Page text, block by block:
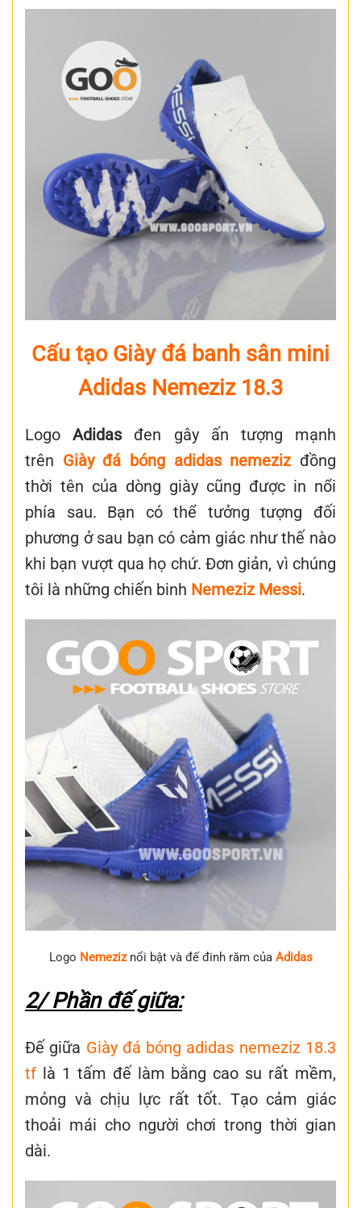
Cấu tạo Giày đá banh sân mini
Adidas Nemeziz 18.3
LogoAdidasđen gây ấn tượng mạnh
trên Giày đá bóng adidas nemeziz đồng
thời tên của dòng giày cũng được in nổi
phía sau. Bạn có thể tưởng tượng đối
phương ở sau bạn có cảm giác như thế nào
khi bạn vượt qua họ chứ. Đơn giản, vì chúng
tôi là những chiến binh Nemeziz Messi.
Logo Nemeziznổi bật và đế đinh răm của Adidas
2/ Phần đế giữa:
Đế giữa Giày đá bóng adidas nemeziz 18.3
tf là 1 tấm đế làm bằng cao su rất mềm,
mỏng và chịu lực rất tốt. Tạo cảm giác
thoải mái cho người chơi trong thời gian
dài.